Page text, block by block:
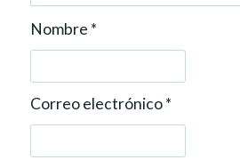
Nombre *
Correo electrónico*